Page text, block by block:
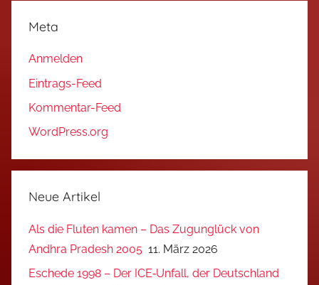
Meta
Anmelden
Eintrags-Feed
Kommentar-Feed
WordPress.org
Neue Artikel
Als die Fluten kamen – Das Zugunglück von
Andhra Pradesh 2005 11. März 2026
Eschede 1998 – Der ICE‑Unfall, der Deutschland